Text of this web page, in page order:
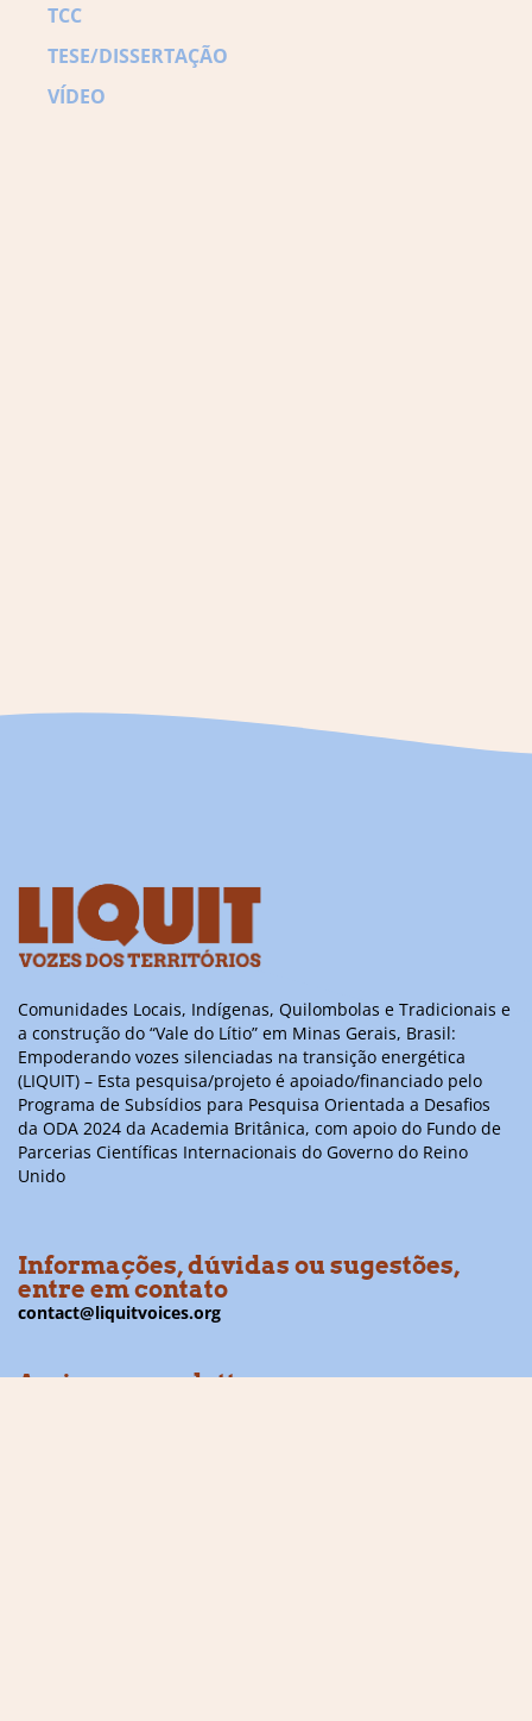
TCC
TESE/DISSERTAÇÃO
VÍDEO
Comunidades Locais, Indígenas, Quilombolas e Tradicionais e
a construção do “Vale do Lítio” em Minas Gerais, Brasil:
Empoderando vozes silenciadas na transição energética
(LIQUIT) – Esta pesquisa/projeto é apoiado/financiado pelo
Programa de Subsídios para Pesquisa Orientada a Desafios
da ODA 2024 da Academia Britânica, com apoio do Fundo de
Parcerias Científicas Internacionais do Governo do Reino
Unido
Informações, dúvidas ou sugestões,
entre em contato
contact@liquitvoices.org
Assine a newsletter